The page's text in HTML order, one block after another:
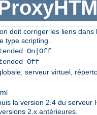
doit corriger les liens
type scripting.
On|Off
Off
serveur virtuel,
la version 2.4 du serveur
2.x antérieures.